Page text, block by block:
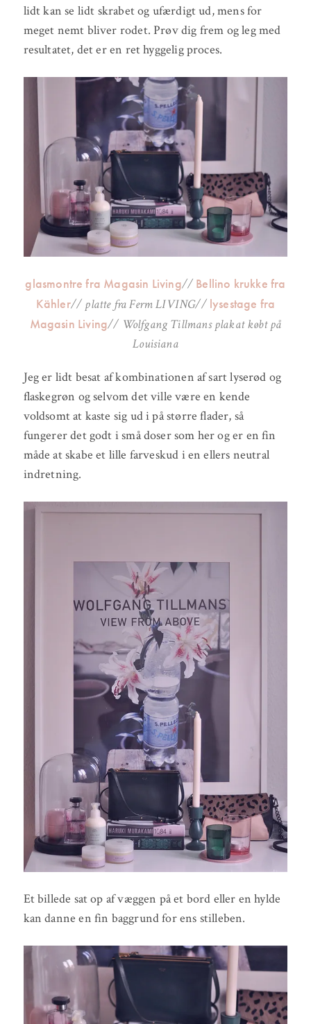
lidt kan se lidt skrabet og ufærdigt ud, mens for
meget nemt bliver rodet. Prøv dig frem og leg med
resultatet, det er en ret hyggelig proces.
glasmontre fra Magasin Living// Bellino krukke fra
Kähler// platte fra Ferm LIVING// lysestage fra
Magasin Living// Wolfgang Tillmans plakat købt på
Louisiana
Jeg er lidt besat af kombinationen af sart lyserød og
flaskegrøn og selvom det ville være en kende
voldsomt at kaste sig ud i på større flader, så
fungerer det godt i små doser som her og er en fin
måde at skabe et lille farveskud i en ellers neutral
indretning.
Et billede sat op af væggen på et bord eller en hylde
kan danne en fin baggrund for ens stilleben.